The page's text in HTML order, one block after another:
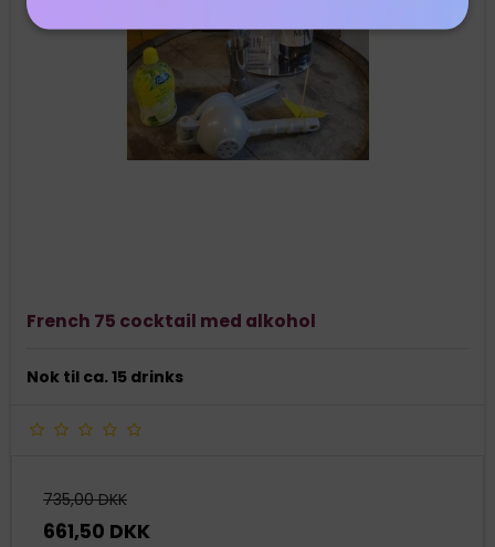
French 75 cocktail med alkohol
Nok til ca. 15 drinks
735,00 DKK
661,50 DKK